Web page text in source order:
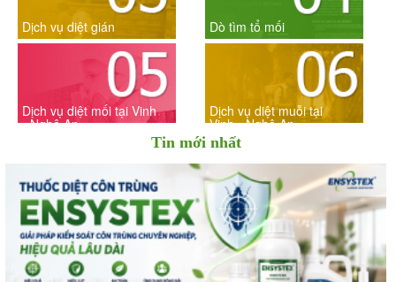
Dịch vụ diệt gián Dò tìm tổ mối
Dịch vụ diệt mối tại Vinh
- Nghệ An
Dịch vụ diệt muỗi tại
Vinh - Nghệ An
Tin mới nhất